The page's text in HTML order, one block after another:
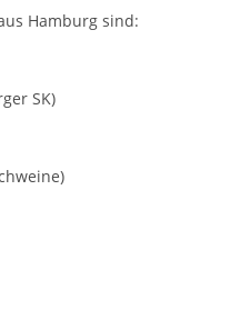
Hamburg sind:
SK)